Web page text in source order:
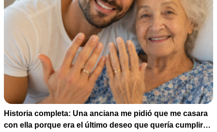
Historia completa: Una anciana me pidió que me casara
con ella porque era el último deseo que quería cumplir